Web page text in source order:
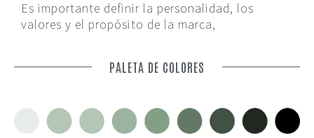
Es importante definir la personalidad, los
valores y el propósito de la marca,
PALETA DE COLORES